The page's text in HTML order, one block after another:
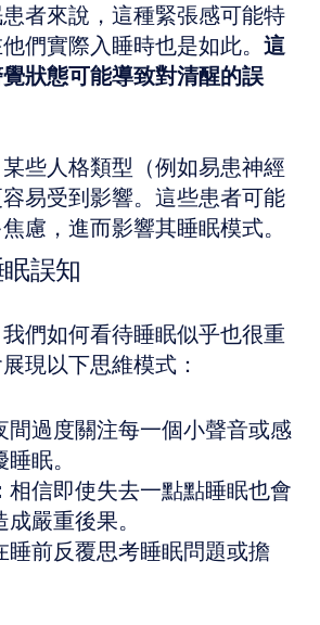
者來說，這種緊張感可能特
們實際入睡時也是如此。 這
狀態可能導致對清醒的誤
些人格類型（例如易患神經
易受到影響。這些患者可能
慮，進而影響其睡眠模式。
誤知
們如何看待睡眠似乎也很重
現以下思維模式：
間過度關注每一個小聲音或感
眠。
相信即使失去一點點睡眠也會
嚴重後果。
睡前反覆思考睡眠問題或擔